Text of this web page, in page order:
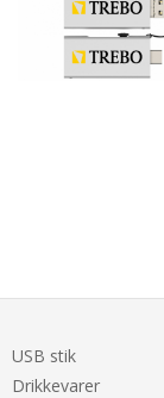
USB stik
Drikkevarer